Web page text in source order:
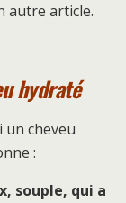
autre article.
hydraté
un cheveu
:
souple, qui a